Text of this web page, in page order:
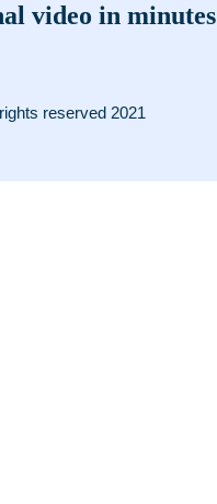
video in minutes
reserved 2021